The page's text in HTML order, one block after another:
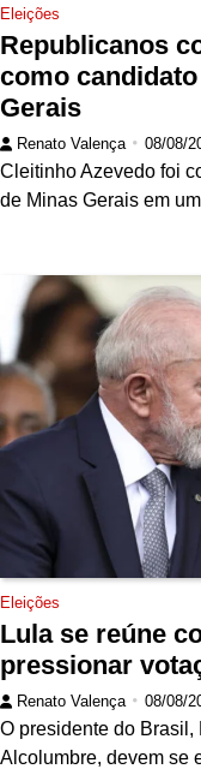
Eleições
Republicanos
como
Gerais
Renato Valença 08/08/
Cleitinho Azevedo foi
de Minas Gerais em
Eleições
Lula se reúne
pressionar
Renato Valença 08/08/
O presidente do
Alcolumbre, devem se